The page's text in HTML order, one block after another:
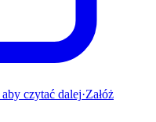
czytać dalej·Załóż